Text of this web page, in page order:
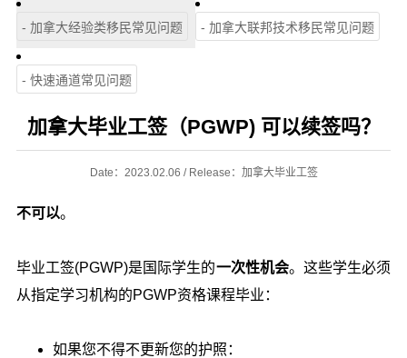
- 加拿大经验类移民常见问题 - 加拿大联邦技术移民常见问题
- 快速通道常见问题
加拿大毕业工签（PGWP) 可以续签吗？
Date：2023.02.06 / Release：加拿大毕业工签
不可以。
毕业工签(PGWP)是国际学生的一次性机会。这些学生必须
从指定学习机构的PGWP资格课程毕业：
如果您不得不更新您的护照：